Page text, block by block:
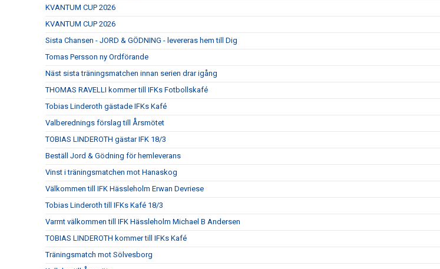
KVANTUM CUP 2026
KVANTUM CUP 2026
Sista Chansen - JORD & GÖDNING - levereras hem till Dig
Tomas Persson ny Ordförande
Näst sista träningsmatchen innan serien drar igång
THOMAS RAVELLI kommer till IFKs Fotbollskafé
Tobias Linderoth gästade IFKs Kafé
Valberednings förslag till Årsmötet
TOBIAS LINDEROTH gästar IFK 18/3
Beställ Jord & Gödning för hemleverans
Vinst i träningsmatchen mot Hanaskog
Välkommen till IFK Hässleholm Erwan Devriese
Tobias Linderoth till IFKs Kafé 18/3
Varmt välkommen till IFK Hässleholm Michael B Andersen
TOBIAS LINDEROTH kommer till IFKs Kafé
Träningsmatch mot Sölvesborg